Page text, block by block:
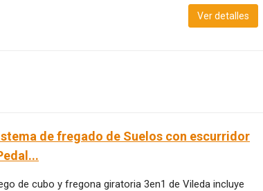
Ver detalles
de fregado de Suelos con escurridor
de cubo y fregona giratoria 3en1 de Vileda incluye